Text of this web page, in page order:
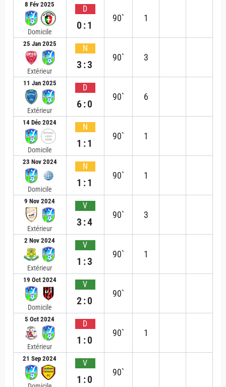
8 Fév 2025
Domicile
D
0:1
90` 1
25 Jan 2025
Extérieur
N
3:3
90` 3
11 Jan 2025
Extérieur
D
6:0
90` 6
14 Déc 2024
Domicile
N
1:1
90` 1
23 Nov 2024
Domicile
N
1:1
90` 1
9 Nov 2024
Extérieur
V
3:4
90` 3
2 Nov 2024
Extérieur
V
1:3
90` 1
19 Oct 2024
Domicile
V
2:0
90`
5 Oct 2024
Extérieur
D
1:0
90` 1
21 Sep 2024 V
1:0
90`